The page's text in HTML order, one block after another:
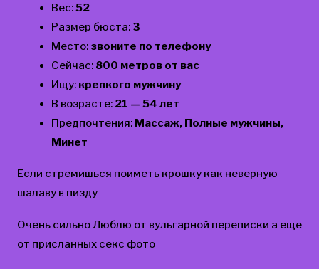
Вес:52
Размер бюста: 3
Место: звоните по телефону
Сейчас: 800 метров от вас
Ищу: крепкого мужчину
В возрасте: 21 — 54 лет
Предпочтения: Массаж, Полные мужчины,
Минет
Если стремишься поиметь крошку как неверную
шалаву в пизду
Очень сильно Люблю от вульгарной переписки а еще
от присланных секс фото